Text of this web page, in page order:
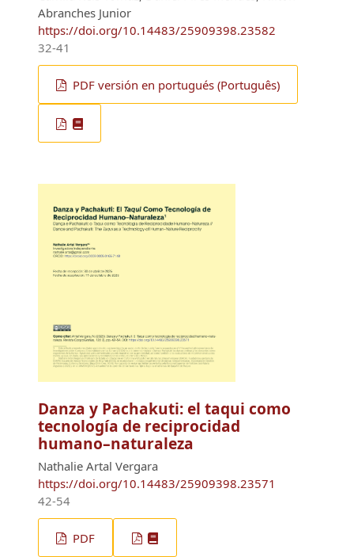
Camila Reis Tomaz, Daniel Pires Mendes, Nilton
Abranches Junior
https://doi.org/10.14483/25909398.23582
32-41
PDF versión en portugués (Português)
Danza y Pachakuti: el taqui como
tecnología de reciprocidad
humano–naturaleza
Nathalie Artal Vergara
https://doi.org/10.14483/25909398.23571